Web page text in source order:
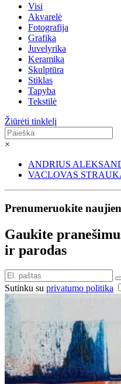
Visi
Akvarelė
Fotografija
Grafika
Juvelyrika
Keramika
Skulptūra
Stiklas
Tapyba
Tekstilė
Žiūrėti tinklelį
×
ANDRIUS
VACLOVAS
Prenumeruokite
Gaukite
ir parodas
Sutinku su privatumo politika